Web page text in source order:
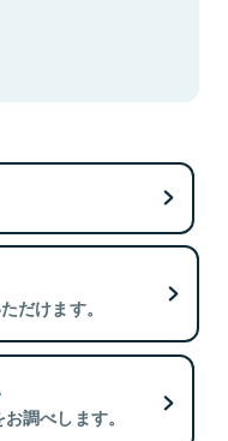
だけます。
調べします。